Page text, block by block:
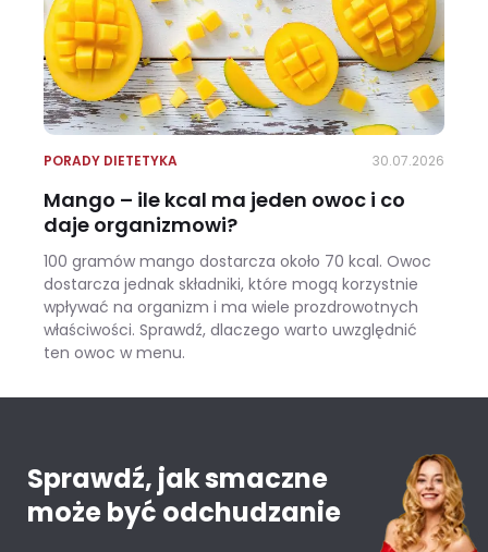
PORADY DIETETYKA 30.07.2026
Mango – ile kcal ma jeden owoc i co
daje organizmowi?
100 gramów mango dostarcza około 70 kcal. Owoc
dostarcza jednak składniki, które mogą korzystnie
wpływać na organizm i ma wiele prozdrowotnych
właściwości. Sprawdź, dlaczego warto uwzględnić
ten owoc w menu.
Sprawdź, jak smaczne
może być odchudzanie